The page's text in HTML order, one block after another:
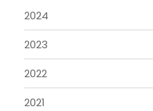
2024
2023
2022
2021